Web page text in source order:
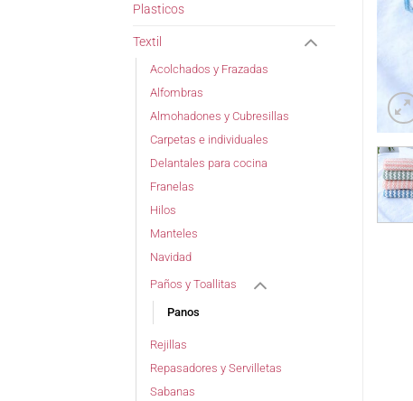
Plasticos
Textil
Acolchados y Frazadas
Alfombras
Almohadones y Cubresillas
Carpetas e individuales
Delantales para cocina
Franelas
Hilos
Manteles
Navidad
Paños y Toallitas
Panos
Rejillas
Repasadores y Servilletas
Sabanas